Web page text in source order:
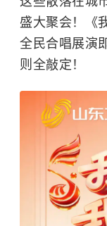
盛大聚会！《
全民合唱展演
则全敲定！